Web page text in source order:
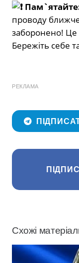
проводу
заборонено!
Бережіть себе
РЕКЛАМА
Схожі